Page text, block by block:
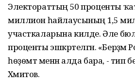
Электораттың 50 проценты
миллион һайлаусының 1,5
участкаларына килде. Әле
проценты эшкәртелгән. «Берҙәм
һѳҙѳмтә менән алда бара, - тип
Хәмитов.